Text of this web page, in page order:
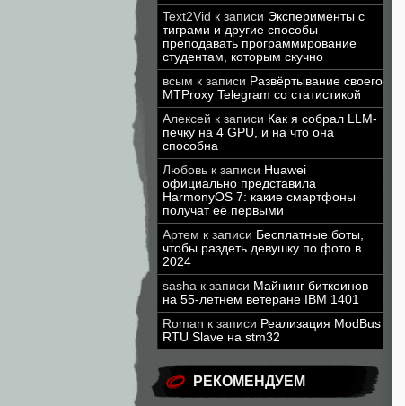
Text2Vid к записи Эксперименты с
тиграми и другие способы
преподавать программирование
студентам, которым скучно
всым к записи Развёртывание своего
MTProxy Telegram со статистикой
Алексей к записи Как я собрал LLM-
печку на 4 GPU, и на что она
способна
Любовь к записи Huawei
официально представила
HarmonyOS 7: какие смартфоны
получат её первыми
Артем к записи Бесплатные боты,
чтобы раздеть девушку по фото в
2024
sasha к записи Майнинг биткоинов
на 55-летнем ветеране IBM 1401
Roman к записи Реализация ModBus
RTU Slave на stm32
РЕКОМЕНДУЕМ